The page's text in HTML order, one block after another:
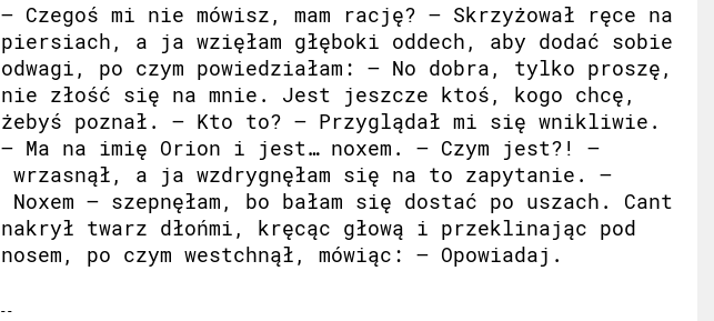
– Czegoś mi nie mówisz, mam rację? – Skrzyżował ręce na
piersiach, a ja wzięłam głęboki oddech, aby dodać sobie
odwagi, po czym powiedziałam: – No dobra, tylko proszę,
nie złość się na mnie. Jest jeszcze ktoś, kogo chcę,
żebyś poznał. – Kto to? – Przyglądał mi się wnikliwie.
– Ma na imię Orion i jest… noxem. – Czym jest?! –
wrzasnął, a ja wzdrygnęłam się na to zapytanie. –
Noxem – szepnęłam, bo bałam się dostać po uszach. Cant
nakrył twarz dłońmi, kręcąc głową i przeklinając pod
nosem, po czym westchnął, mówiąc: – Opowiadaj.